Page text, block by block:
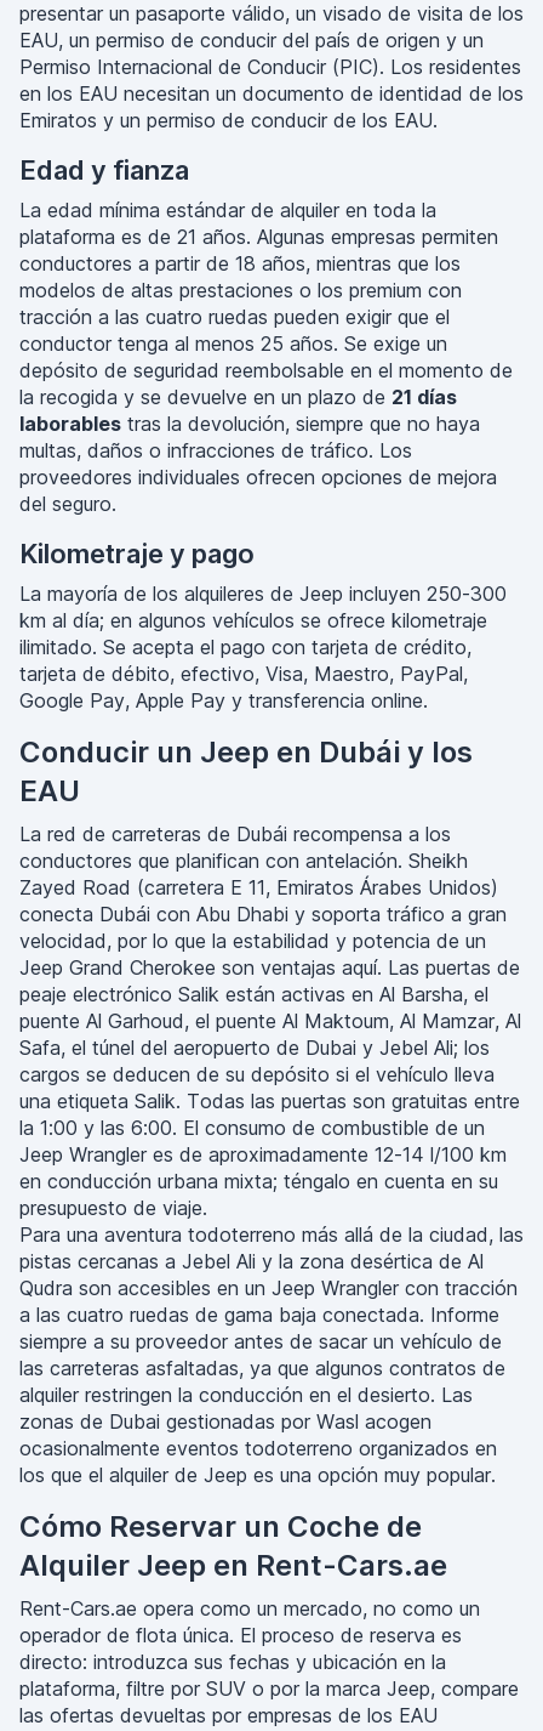
presentar un pasaporte válido, un visado de visita de los
EAU, un permiso de conducir del país de origen y un
Permiso Internacional de Conducir (PIC). Los residentes
en los EAU necesitan un documento de identidad de los
Emiratos y un permiso de conducir de los EAU.
Edad y fianza
La edad mínima estándar de alquiler en toda la
plataforma es de 21 años. Algunas empresas permiten
conductores a partir de 18 años, mientras que los
modelos de altas prestaciones o los premium con
tracción a las cuatro ruedas pueden exigir que el
conductor tenga al menos 25 años. Se exige un
depósito de seguridad reembolsable en el momento de
la recogida y se devuelve en un plazo de 21 días
laborables tras la devolución, siempre que no haya
multas, daños o infracciones de tráfico. Los
proveedores individuales ofrecen opciones de mejora
del seguro.
Kilometraje y pago
La mayoría de los alquileres de Jeep incluyen 250-300
km al día; en algunos vehículos se ofrece kilometraje
ilimitado. Se acepta el pago con tarjeta de crédito,
tarjeta de débito, efectivo, Visa, Maestro, PayPal,
Google Pay, Apple Pay y transferencia online.
Conducir un Jeep en Dubái y los
EAU
La red de carreteras de Dubái recompensa a los
conductores que planifican con antelación. Sheikh
Zayed Road (carretera E 11, Emiratos Árabes Unidos)
conecta Dubái con Abu Dhabi y soporta tráfico a gran
velocidad, por lo que la estabilidad y potencia de un
Jeep Grand Cherokee son ventajas aquí. Las puertas de
peaje electrónico Salik están activas en Al Barsha, el
puente Al Garhoud, el puente Al Maktoum, Al Mamzar, Al
Safa, el túnel del aeropuerto de Dubai y Jebel Ali; los
cargos se deducen de su depósito si el vehículo lleva
una etiqueta Salik. Todas las puertas son gratuitas entre
la 1:00 y las 6:00. El consumo de combustible de un
Jeep Wrangler es de aproximadamente 12-14 l/100 km
en conducción urbana mixta; téngalo en cuenta en su
presupuesto de viaje.
Para una aventura todoterreno más allá de la ciudad, las
pistas cercanas a Jebel Ali y la zona desértica de Al
Qudra son accesibles en un Jeep Wrangler con tracción
a las cuatro ruedas de gama baja conectada. Informe
siempre a su proveedor antes de sacar un vehículo de
las carreteras asfaltadas, ya que algunos contratos de
alquiler restringen la conducción en el desierto. Las
zonas de Dubai gestionadas por Wasl acogen
ocasionalmente eventos todoterreno organizados en
los que el alquiler de Jeep es una opción muy popular.
Cómo Reservar un Coche de
Alquiler Jeep en Rent-Cars.ae
Rent-Cars.ae opera como un mercado, no como un
operador de flota única. El proceso de reserva es
directo: introduzca sus fechas y ubicación en la
plataforma, filtre por SUV o por la marca Jeep, compare
las ofertas devueltas por empresas de los EAU